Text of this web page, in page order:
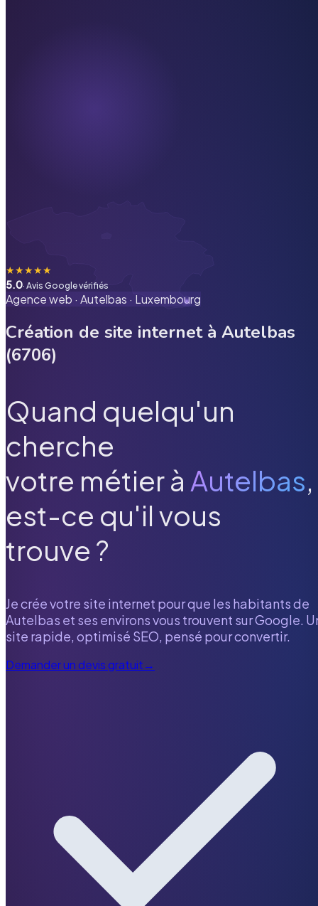
★★★★★
5.0· Avis Google vérifiés
Agence web · Autelbas · Luxembourg
Création de site internet à Autelbas
(6706)
Quand quelqu'un
cherche
votre métier à Autelbas,
est-ce qu'il vous
trouve ?
Je crée votre site internet pour que les habitants de
Autelbas et ses environs vous trouvent sur Google.
site rapide, optimisé SEO, pensé pour convertir.
Demander un devis gratuit→